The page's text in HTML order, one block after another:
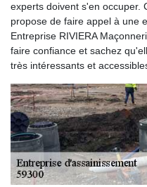
experts doivent s'en occuper.
propose de faire appel à une
Entreprise RIVIERA
faire confiance et sachez
très intéressants et